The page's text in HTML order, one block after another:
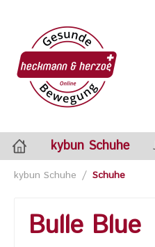
kybun Schuhe
Zur Kategorie kybun
Zur Kategorie Joya
Zur Kategorie
kybun Schuhe / Schuhe
Bulle Blue